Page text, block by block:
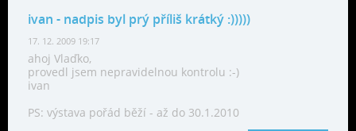
ivan - nadpis byl prý příliš krátký :)))))
17. 12. 2009 19:17
ahoj Vlaďko,
provedl jsem nepravidelnou kontrolu :-)
ivan
PS: výstava pořád běží - až do 30.1.2010